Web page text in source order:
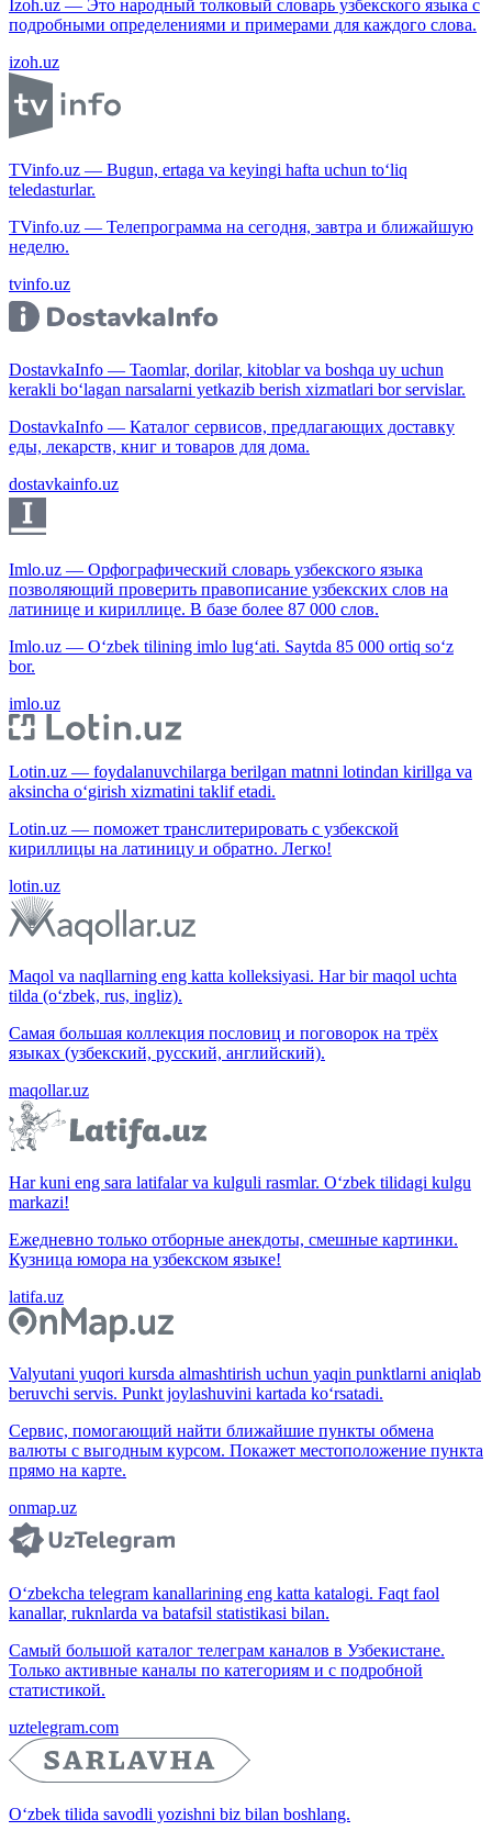
Izoh.uz — Это народный толковый словарь узбекского языка с
подробными определениями и примерами для каждого слова.
izoh.uz
TVinfo.uz — Bugun, ertaga va keyingi hafta uchun to‘liq
teledasturlar.
TVinfo.uz — Телепрограмма на сегодня, завтра и ближайшую
неделю.
tvinfo.uz
DostavkaInfo — Taomlar, dorilar, kitoblar va boshqa uy uchun
kerakli bo‘lagan narsalarni yetkazib berish xizmatlari bor servislar.
DostavkaInfo — Каталог сервисов, предлагающих доставку
еды, лекарств, книг и товаров для дома.
dostavkainfo.uz
Imlo.uz — Орфографический словарь узбекского языка
позволяющий проверить правописание узбекских слов на
латинице и кириллице. В базе более 87 000 слов.
Imlo.uz — O‘zbek tilining imlo lug‘ati. Saytda 85 000 ortiq so‘z
bor.
imlo.uz
Lotin.uz — foydalanuvchilarga berilgan matnni lotindan kirillga va
aksincha o‘girish xizmatini taklif etadi.
Lotin.uz — поможет транслитерировать с узбекской
кириллицы на латиницу и обратно. Легко!
lotin.uz
Maqol va naqllarning eng katta kolleksiyasi. Har bir maqol uchta
tilda (o‘zbek, rus, ingliz).
Самая большая коллекция пословиц и поговорок на трёх
языках (узбекский, русский, английский).
maqollar.uz
Har kuni eng sara latifalar va kulguli rasmlar. O‘zbek tilidagi kulgu
markazi!
Ежедневно только отборные анекдоты, смешные картинки.
Кузница юмора на узбекском языке!
latifa.uz
Valyutani yuqori kursda almashtirish uchun yaqin punktlarni aniqlab
beruvchi servis. Punkt joylashuvini kartada ko‘rsatadi.
Сервис, помогающий найти ближайшие пункты обмена
валюты с выгодным курсом. Покажет местоположение пункта
прямо на карте.
onmap.uz
O‘zbekcha telegram kanallarining eng katta katalogi. Faqt faol
kanallar, ruknlarda va batafsil statistikasi bilan.
Самый большой каталог телеграм каналов в Узбекистане.
Только активные каналы по категориям и с подробной
статистикой.
uztelegram.com
O‘zbek tilida savodli yozishni biz bilan boshlang.